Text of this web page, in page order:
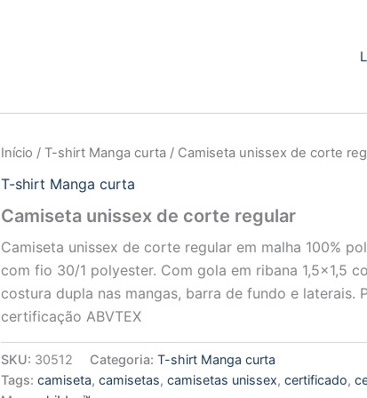
Início /T-shirt Manga curta / Camiseta unissex de corte
T-shirt Manga curta
Camiseta unissex de corte regular
Camiseta unissex de corte regular em malha 100%
com fio 30/1 polyester. Com gola em ribana 1,5×1,5
costura dupla nas mangas, barra de fundo e laterais.
certificação ABVTEX
SKU: 30512 Categoria:T-shirt Manga curta
Tags:camiseta,camisetas,camisetas unissex,certificado,